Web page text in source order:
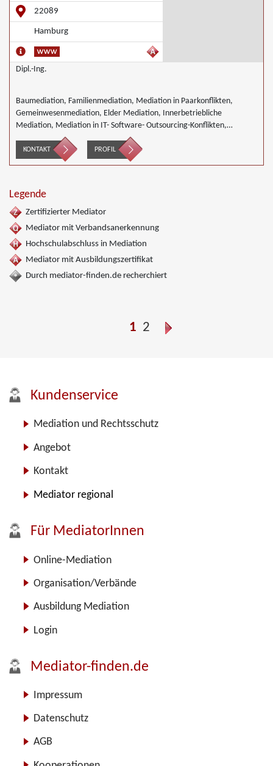
22089
Hamburg
Dipl.-Ing.
Baumediation, Familienmediation, Mediation in Paarkonflikten,
Gemeinwesenmediation, Elder Mediation, Innerbetriebliche
Mediation, Mediation in IT- Software- Outsourcing-Konflikten,
Mediation in Telekommunikationsprojekten, Mediation im
Versicherungsbereich, Mediation von Generationskonflikten,
Mediation bei Gesellschafterkonflikten, Mediation im öffentlichen
Nachbarschaftsmediation, Begleiteter Umgang, Umweltmediation,
Landwirtschaft Forstwirtschaft Agrar, Wirtschaftsmediation
KONTAKT PROFIL
Legende
Zertifizierter Mediator
Mediator mit Verbandsanerkennung
Hochschulabschluss in Mediation
Mediator mit Ausbildungszertifikat
Durch mediator-finden.de recherchiert
1 2
Kundenservice
Mediation und Rechtsschutz
Angebot
Kontakt
Mediator regional
Für MediatorInnen
Online-Mediation
Organisation/Verbände
Ausbildung Mediation
Login
Mediator-finden.de
Impressum
Datenschutz
AGB